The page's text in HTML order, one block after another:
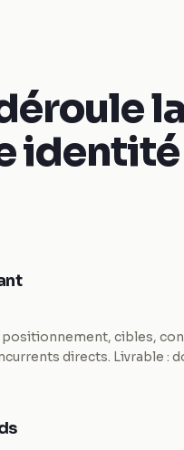
la
identité
cibles,
directs. Livrable :